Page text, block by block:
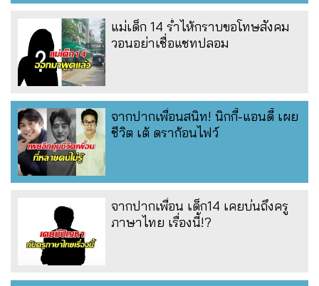
แม่เด็ก 14 ร่ำไห้กราบขอโทษสังคม
วอนอย่าเชื่อแชทปลอม
จากปากเพื่อนสนิท! นิกกี้-แอนดี้ เผย
ชีวิต เต้ ดราก้อนไฟว์
จากปากเพื่อน เด็ก14 เคยบ่นถึงครู
ภาษาไทย เรื่องนี้!?